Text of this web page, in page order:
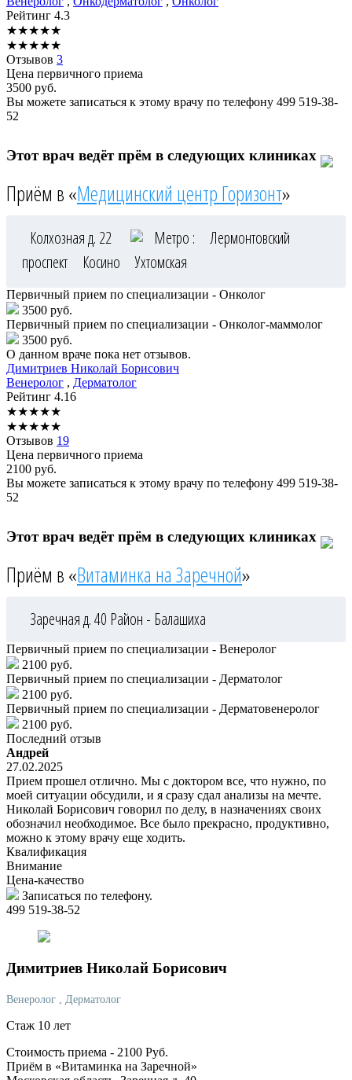
Рейтинг 4.3
★★★★★
★★★★★
Отзывов 3
Цена первичного приема
3500 руб.
Вы можете записаться к этому врачу по телефону 499 519-38-
52
Этот врач ведёт прём в следующих клиниках
Приём в «Медицинский центр Горизонт»
Колхозная д. 22 Метро :
Лермонтовский
проспект
Косино Ухтомская
Первичный прием по специализации - Онколог
3500 руб.
Первичный прием по специализации - Онколог-маммолог
3500 руб.
О данном враче пока нет отзывов.
Димитриев Николай Борисович
Венеролог , Дерматолог
Рейтинг 4.16
★★★★★
★★★★★
Отзывов 19
Цена первичного приема
2100 руб.
Вы можете записаться к этому врачу по телефону 499 519-38-
52
Этот врач ведёт прём в следующих клиниках
Приём в «Витаминка на Заречной»
Заречная д. 40 Район - Балашиха
Первичный прием по специализации - Венеролог
2100 руб.
Первичный прием по специализации - Дерматолог
2100 руб.
Первичный прием по специализации - Дерматовенеролог
2100 руб.
Последний отзыв
Андрей
27.02.2025
Прием прошел отлично. Мы с доктором все, что нужно, по
моей ситуации обсудили, и я сразу сдал анализы на мечте.
Николай Борисович говорил по делу, в назначениях своих
обозначил необходимое. Все было прекрасно, продуктивно,
можно к этому врачу еще ходить.
Квалификация
Внимание
Цена-качество
Записаться по телефону.
499 519-38-52
Димитриев Николай Борисович
Венеролог , Дерматолог
Стаж 10 лет
Стоимость приема - 2100 Руб.
Приём в «Витаминка на Заречной»